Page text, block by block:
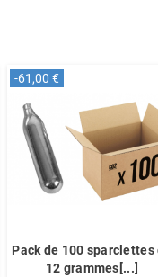
-61,00 €
Pack de 100 sparclettes
12 grammes[...]